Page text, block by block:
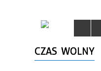
CZAS WOLNY